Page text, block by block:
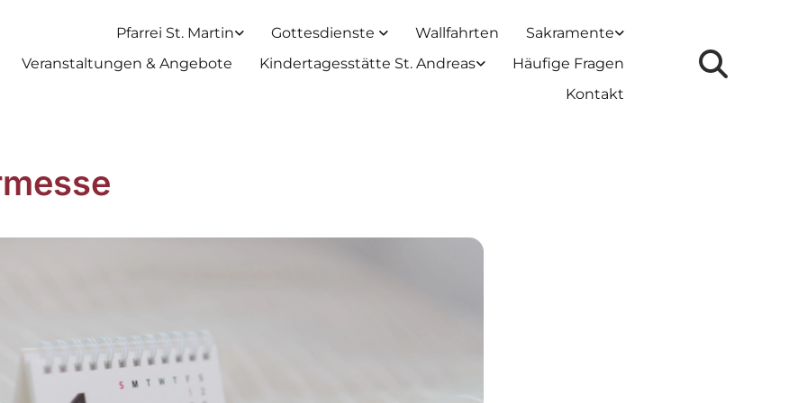
Pfarrei St. Martin Gottesdienste Wallfahrten
Sakramente
Veranstaltungen & Angebote
Kindertagesstätte St. Andreas
Häufige Fragen
Kontakt